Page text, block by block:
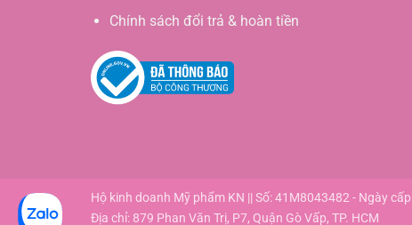
Chính sách đổi trả & hoàn tiền
Hộ kinh doanh Mỹ phẩm KN || Số: 41M8043482 - Ngày
Địa chỉ: 879 Phan Văn Trị, P7, Quận Gò Vấp, TP. HCM